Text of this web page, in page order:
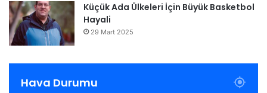
Küçük Ada Ülkeleri İçin Büyük Basketbol
Hayali
29 Mart 2025
Hava Durumu